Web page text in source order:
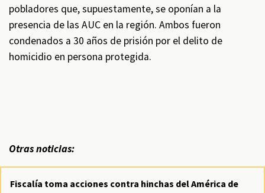
pobladores que, supuestamente, se oponían a la
presencia de las AUC en la región. Ambos fueron
condenados a 30 años de prisión por el delito de
homicidio en persona protegida.
Otras noticias:
Fiscalía toma acciones contra hinchas del América de